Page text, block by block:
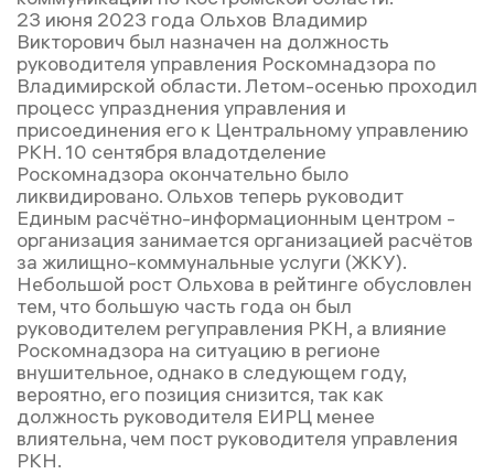
23 июня 2023 года Ольхов Владимир
Викторович был назначен на должность
руководителя управления Роскомнадзора по
Владимирской области. Летом-осенью проходил
процесс упразднения управления и
присоединения его к Центральному управлению
РКН. 10 сентября владотделение
Роскомнадзора окончательно было
ликвидировано. Ольхов теперь руководит
Единым расчётно-информационным центром -
организация занимается организацией расчётов
за жилищно-коммунальные услуги (ЖКУ).
Небольшой рост Ольхова в рейтинге обусловлен
тем, что большую часть года он был
руководителем регуправления РКН, а влияние
Роскомнадзора на ситуацию в регионе
внушительное, однако в следующем году,
вероятно, его позиция снизится, так как
должность руководителя ЕИРЦ менее
влиятельна, чем пост руководителя управления
РКН.